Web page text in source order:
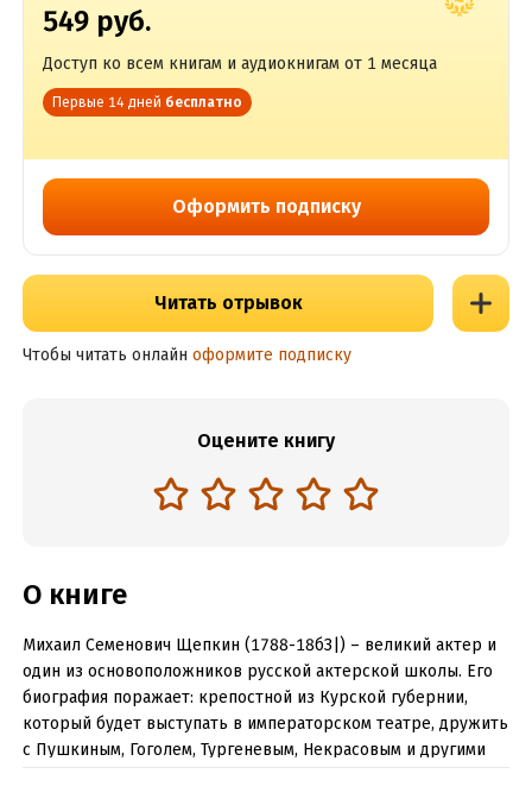
549 руб.
Доступ ко всем книгам и аудиокнигам от 1 месяца
Первые 14 дней бесплатно
Оформить подписку
Читать отрывок
Чтобы читать онлайн оформите подписку
Оцените книгу
О книге
Михаил Семенович Щепкин (1788-18бЗ|) – великий актер и
один из основоположников русской актерской школы. Его
биография поражает: крепостной из Курской губернии,
который будет выступать в императорском театре, дружить
с Пушкиным, Гоголем, Тургеневым, Некрасовым и другими